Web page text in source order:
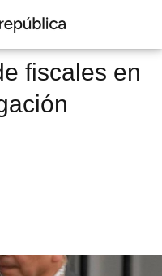
fiscales en